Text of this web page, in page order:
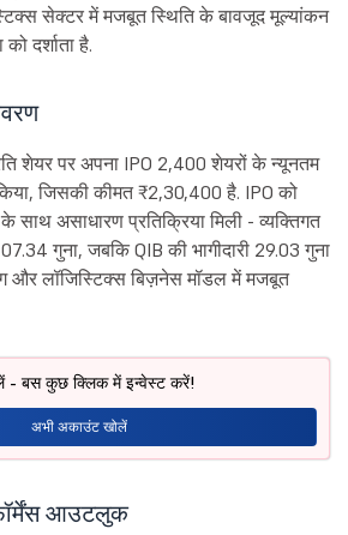
सेक्टर में मजबूत स्थिति के बावजूद मूल्यांकन
दर्शाता है.
शेयर पर अपना IPO 2,400 शेयरों के न्यूनतम
जिसकी कीमत ₹2,30,400 है. IPO को
साथ असाधारण प्रतिक्रिया मिली - व्यक्तिगत
गुना, जबकि QIB की भागीदारी 29.03 गुना
और लॉजिस्टिक्स बिज़नेस मॉडल में मजबूत
- बस कुछ क्लिक में इन्वेस्ट करें!
अभी अकाउंट खोलें
आउटलुक